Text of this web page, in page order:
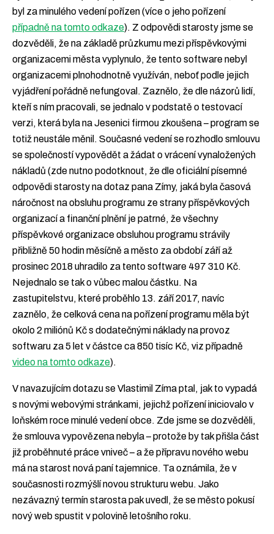
byl za minulého vedení pořízen (více o jeho pořízení
případně na tomto odkaze). Z odpovědi starosty jsme se
dozvěděli, že na základě průzkumu mezi příspěvkovými
organizacemi města vyplynulo, že tento software nebyl
organizacemi plnohodnotně využíván, neboť podle jejich
vyjádření pořádně nefungoval. Zaznělo, že dle názorů lidí,
kteří s ním pracovali, se jednalo v podstatě o testovací
verzi, která byla na Jesenici firmou zkoušena – program se
totiž neustále měnil. Současné vedení se rozhodlo smlouvu
se společností vypovědět a žádat o vrácení vynaložených
nákladů (zde nutno podotknout, že dle oficiální písemné
odpovědi starosty na dotaz pana Zímy, jaká byla časová
náročnost na obsluhu programu ze strany příspěvkových
organizací a finanční plnění je patrné, že všechny
příspěvkové organizace obsluhou programu strávily
přibližně 50 hodin měsíčně a město za období září až
prosinec 2018 uhradilo za tento software 497 310 Kč.
Nejednalo se tak o vůbec malou částku. Na
zastupitelstvu, které proběhlo 13. září 2017, navíc
zaznělo, že celková cena na pořízení programu měla být
okolo 2 miliónů Kč s dodatečnými náklady na provoz
softwaru za 5 let v částce ca 850 tisíc Kč, viz případně
video na tomto odkaze).
V navazujícím dotazu se Vlastimil Zíma ptal, jak to vypadá
s novými webovými stránkami, jejichž pořízení iniciovalo v
loňském roce minulé vedení obce. Zde jsme se dozvěděli,
že smlouva vypovězena nebyla – protože by tak přišla část
již proběhnuté práce vniveč – a že přípravu nového webu
má na starost nová paní tajemnice. Ta oznámila, že v
současnosti rozmýšlí novou strukturu webu. Jako
nezávazný termín starosta pak uvedl, že se město pokusí
nový web spustit v polovině letošního roku.